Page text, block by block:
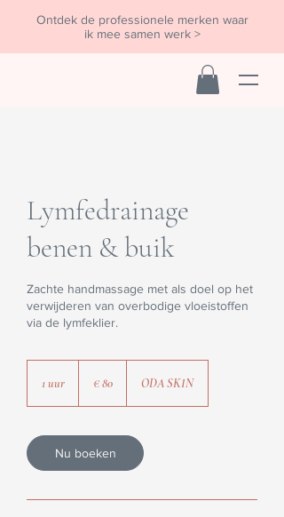
Ontdek de professionele merken waar
ik mee samen werk >
Lymfedrainage
benen & buik
Zachte handmassage met als doel op het
verwijderen van overbodige vloeistoffen
via de lymfeklier.
1 uur € 80 ODA SKIN
Nu boeken